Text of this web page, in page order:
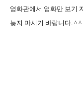
영화관에서 영화만 보기
늦지 마시기 바랍니다. ^ ^